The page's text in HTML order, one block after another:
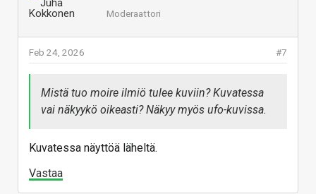
Moderaattori
#7
Feb 24, 2026
Mistä tuo moire ilmiö tulee kuviin? Kuvatessa
vai näkyykö oikeasti? Näkyy myös ufo-kuvissa.
Kuvatessa näyttöä läheltä.
Vastaa